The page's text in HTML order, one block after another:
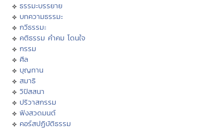
ธรรมะบรรยาย
บทความธรรมะ
กวีธรรมะ
คติธรรม คำคม โดนใจ
กรรม
ศีล
บุญทาน
สมาธิ
วิปัสสนา
ปริวาสกรรม
ฟังสวดมนต์
คอร์สปฏิบัติธรรม